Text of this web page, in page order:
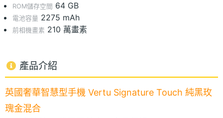
ROM儲存空間 64 GB
電池容量 2275 mAh
前相機畫素 210 萬畫素
產品介紹
英國奢華智慧型手機 Vertu Signature Touch 純黑玫
瑰金混合